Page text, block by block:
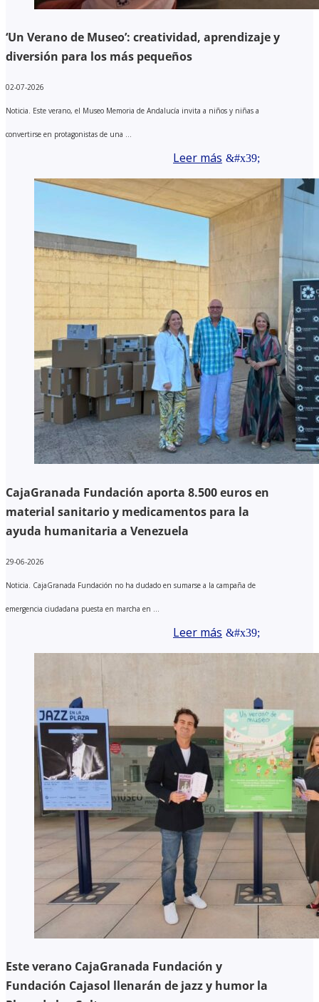
‘Un Verano de Museo’: creatividad, aprendizaje y
diversión para los más pequeños
02-07-2026
Noticia. Este verano, el Museo Memoria de Andalucía invita a niños y niñas a
convertirse en protagonistas de una ...
Leer más
CajaGranada Fundación aporta 8.500 euros en
material sanitario y medicamentos para la
ayuda humanitaria a Venezuela
29-06-2026
Noticia. CajaGranada Fundación no ha dudado en sumarse a la campaña de
emergencia ciudadana puesta en marcha en ...
Leer más
Este verano CajaGranada Fundación y
Fundación Cajasol llenarán de jazz y humor la